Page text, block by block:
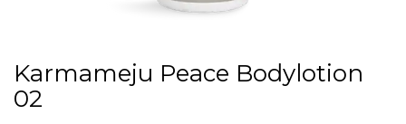
Karmameju Peace Bodylotion
02